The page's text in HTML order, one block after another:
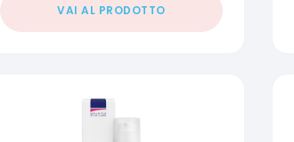
VAI AL PRODOTTO